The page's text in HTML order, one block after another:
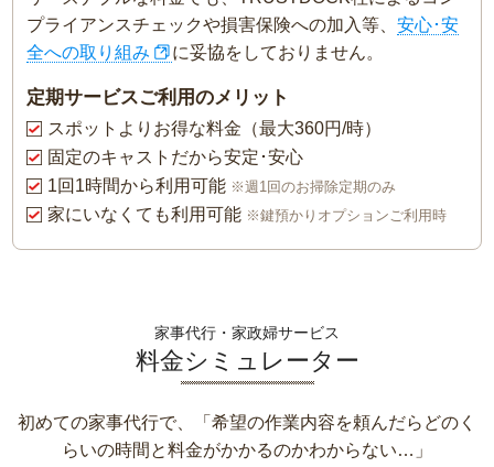
プライアンスチェックや損害保険への加入等、安心･安
全への取り組み
に妥協をしておりません。
定期サービスご利用のメリット
スポットよりお得な料金（最大360円/時）
固定のキャストだから安定･安心
1回1時間から利用可能 ※週1回のお掃除定期のみ
家にいなくても利用可能 ※鍵預かりオプションご利用時
家事代行・家政婦サービス
料金シミュレーター
初めての家事代行で、「希望の作業内容を頼んだらどのく
らいの時間と料金がかかるのかわからない…」